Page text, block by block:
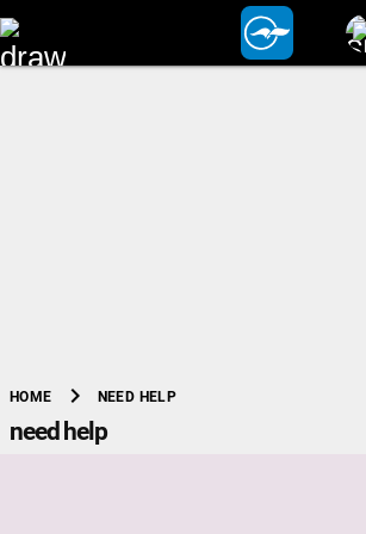
HOME chevron_right NEED HELP
need help